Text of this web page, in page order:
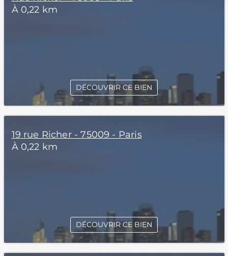
À 0,22 km
DÉCOUVRIR CE BIEN
19 rue Richer - 75009 - Paris
À 0,22 km
DÉCOUVRIR CE BIEN